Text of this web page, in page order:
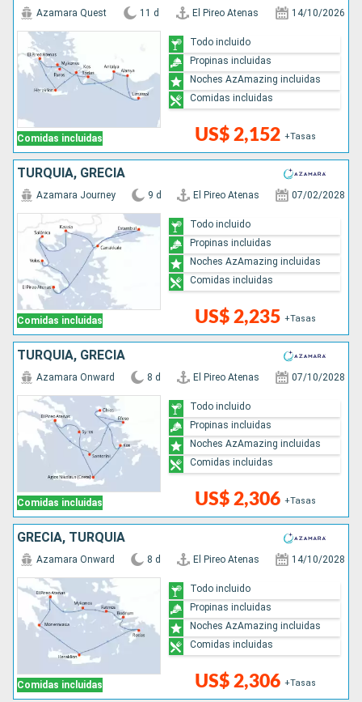
Comidas incluidas
Azamara Quest 11 d El Pireo Atenas 14/10/2026
US$ 2,152 +Tasas
Todo incluido
Propinas incluidas
Noches AzAmazing incluidas
Comidas incluidas
TURQUÍA, GRECIA
Comidas incluidas
Azamara Journey 9 d El Pireo Atenas 07/02/2028
US$ 2,235 +Tasas
Todo incluido
Propinas incluidas
Noches AzAmazing incluidas
Comidas incluidas
TURQUÍA, GRECIA
Comidas incluidas
Azamara Onward 8 d El Pireo Atenas 07/10/2028
US$ 2,306 +Tasas
Todo incluido
Propinas incluidas
Noches AzAmazing incluidas
Comidas incluidas
GRECIA, TURQUÍA
Comidas incluidas
Azamara Onward 8 d El Pireo Atenas 14/10/2028
US$ 2,306 +Tasas
Todo incluido
Propinas incluidas
Noches AzAmazing incluidas
Comidas incluidas